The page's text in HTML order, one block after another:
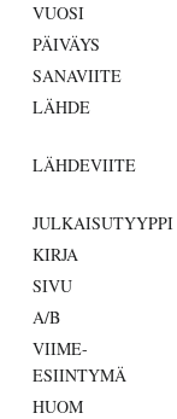
VUOSI
PÄIVÄYS
SANAVIITE
LÄHDE
LÄHDEVIITE
JULKAISUTYYPPI
KIRJA
SIVU
A/B
VIIME-
ESIINTYMÄ
HUOM